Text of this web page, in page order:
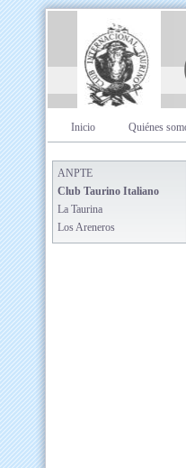
Inicio Quiénes
ANPTE
Club Taurino Italiano
La Taurina
Los Areneros